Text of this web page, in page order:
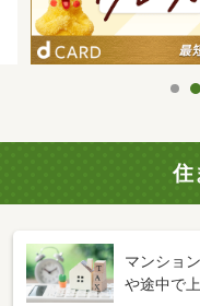
住
マンショ
や途中で